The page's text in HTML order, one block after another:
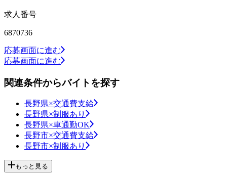
求人番号
6870736
応募画面に進む
応募画面に進む
関連条件からバイトを探す
長野県×交通費支給
長野県×制服あり
長野県×車通勤OK
長野市×交通費支給
長野市×制服あり
もっと見る